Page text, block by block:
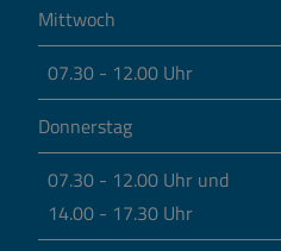
Mittwoch
07.30 - 12.00 Uhr
Donnerstag
07.30 - 12.00 Uhr und
14.00 - 17.30 Uhr